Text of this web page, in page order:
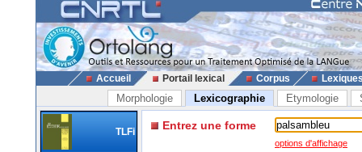
Accueil Portail lexical Corpus
Morphologie Lexicographie Etymologie
TLFi Entrez une forme
options d'affichage